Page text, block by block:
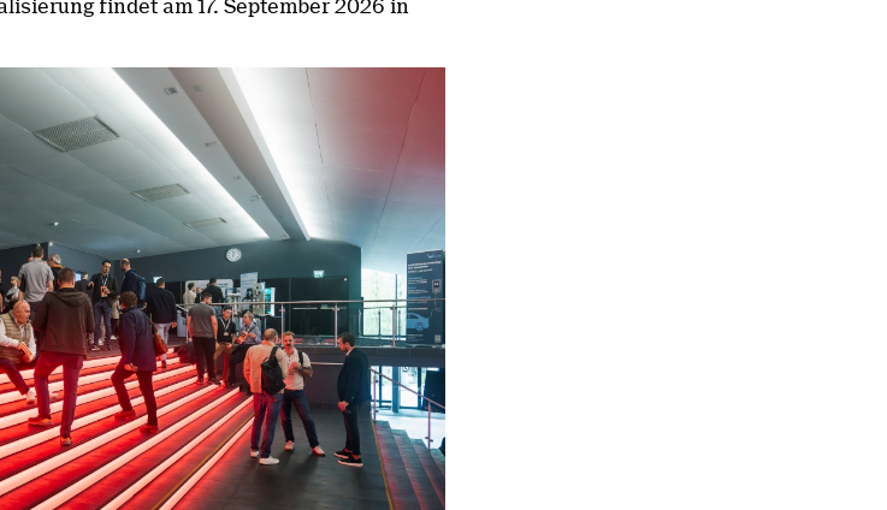
findet am 17. September 2026 in